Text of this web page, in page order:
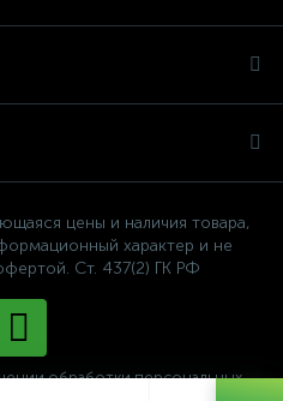
цены и наличия товара,
характер и не
Ст. 437(2) ГК РФ
обработки персональных